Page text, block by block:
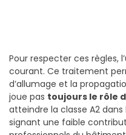
Pour respecter ces règles,
courant. Ce traitement
d’allumage et la
joue pas toujours le rôle
atteindre la classe A2
signant une faible